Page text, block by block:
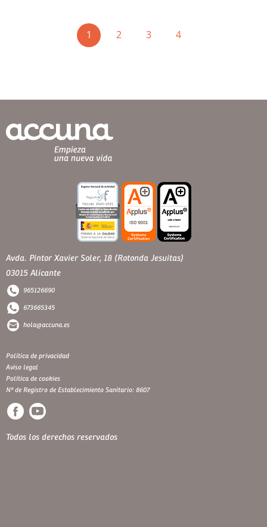
1 (current)
2 3 4
Avda. Pintor Xavier Soler, 18 (Rotonda Jesuitas)
03015 Alicante
965126690
673665345
hola@accuna.es
Política de privacidad
Aviso legal
Política de cookies
Nº de Registro de Establecimiento Sanitario: 8607
Todos los derechos reservados